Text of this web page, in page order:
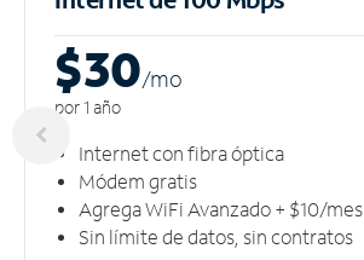
$30/mo
por 1 año
Internet con fibra óptica
Módem gratis
Agrega WiFi Avanzado + $10/mes
Sin límite de datos, sin contratos